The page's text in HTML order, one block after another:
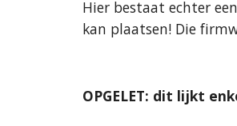
Hier bestaat echter
kan plaatsen! Die
OPGELET: dit lijkt